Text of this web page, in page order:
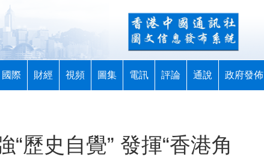
國際 財經 視頻 圖集 電訊 評論 通說 政府發佈
“歷史自覺” 發揮“香港角